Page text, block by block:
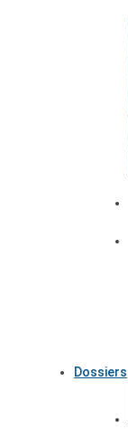
Dossiers